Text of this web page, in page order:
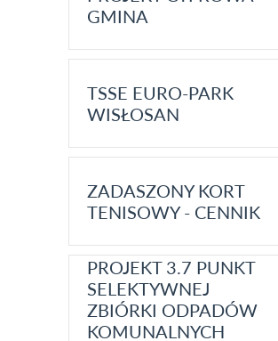
GMINA
TSSE EURO-PARK
WISŁOSAN
ZADASZONY KORT
TENISOWY - CENNIK
PROJEKT 3.7 PUNKT
SELEKTYWNEJ
ZBIÓRKI ODPADÓW
KOMUNALNYCH